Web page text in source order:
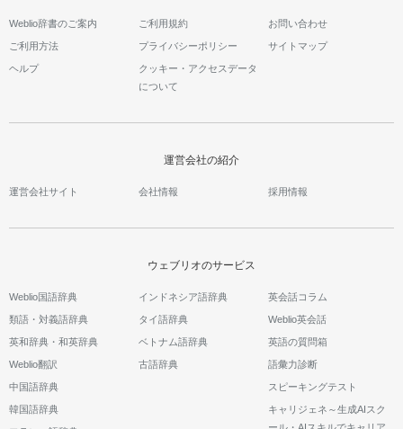
Weblio辞書のご案内 ご利用規約 お問い合わせ
ご利用方法 プライバシーポリシー サイトマップ
ヘルプ
クッキー・アクセスデータ
について
運営会社の紹介
運営会社サイト 会社情報 採用情報
ウェブリオのサービス
Weblio国語辞典
類語・対義語辞典
英和辞典・和英辞典
Weblio翻訳
中国語辞典
韓国語辞典
インドネシア語辞典
タイ語辞典
ベトナム語辞典
古語辞典
英会話コラム
Weblio英会話
英語の質問箱
語彙力診断
スピーキングテスト
キャリジェネ～生成AIスク